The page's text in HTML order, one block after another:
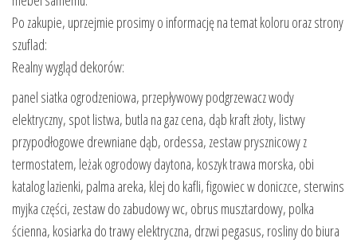
Po zakupie, uprzejmie prosimy o informację na temat koloru oraz strony
szuflad:
Realny wygląd dekorów:
panel siatka ogrodzeniowa, przepływowy podgrzewacz wody
elektryczny, spot listwa, butla na gaz cena, dąb kraft złoty, listwy
przypodłogowe drewniane dąb, ordessa, zestaw prysznicowy z
termostatem, leżak ogrodowy daytona, koszyk trawa morska, obi
katalog lazienki, palma areka, klej do kafli, figowiec w doniczce, sterwins
myjka części, zestaw do zabudowy wc, obrus musztardowy, polka
ścienna, kosiarka do trawy elektryczna, drzwi pegasus, rosliny do biura